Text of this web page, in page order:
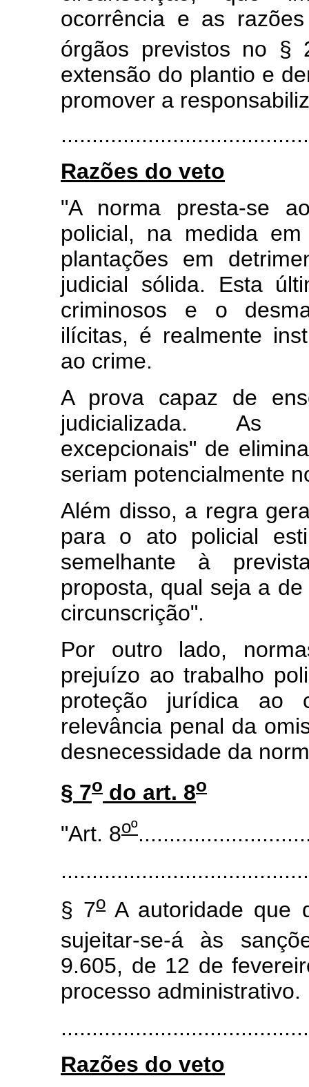
ocorrência e as
órgãos previstos no §
extensão do plantio e
promover a
Razões do veto
"A norma presta-se
policial, na medida
plantações em
judicial sólida. Esta
criminosos e o
ilícitas, é realmente
ao crime.
A prova capaz de
judicializada. As
excepcionais" de
seriam potencialmente
Além disso, a regra
para o ato policial
semelhante à
proposta, qual seja a
circunscrição".
Por outro lado,
prejuízo ao trabalho
proteção jurídica ao
relevância penal da
desnecessidade da
§ 7o do art. 8o
"Art. 8oº
§ 7oA autoridade que
sujeitar-se-á às
9.605, de 12 de
processo administrativo.
Razões do veto